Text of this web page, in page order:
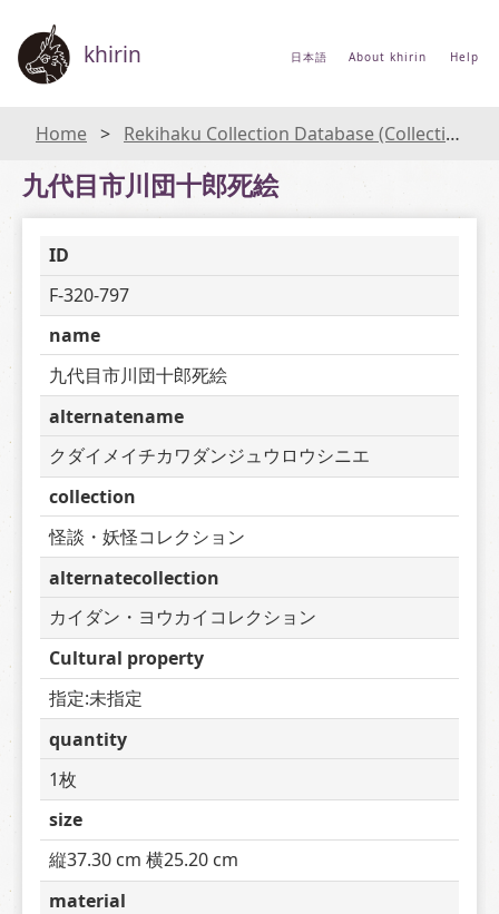
khirin 日本語 About khirin Help
Home Rekihaku Collection Database (Collections Database of the National Museum of Japanese History)
九代目市川団十郎死絵
ID
F-320-797
name
九代目市川団十郎死絵
alternatename
クダイメイチカワダンジュウロウシニエ
collection
怪談・妖怪コレクション
alternatecollection
カイダン・ヨウカイコレクション
Cultural property
指定:未指定
quantity
1枚
size
縦37.30 cm 横25.20 cm
material